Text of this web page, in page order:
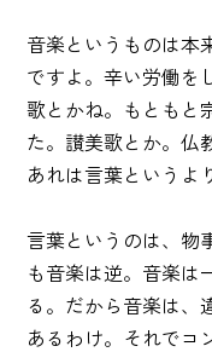
音楽というものは本
ですよ。辛い労働を
歌とかね。もともと
た。讃美歌とか。仏
あれは言葉というよ
言葉というのは、物
も音楽は逆。音楽は
る。だから音楽は、
あるわけ。それでコ